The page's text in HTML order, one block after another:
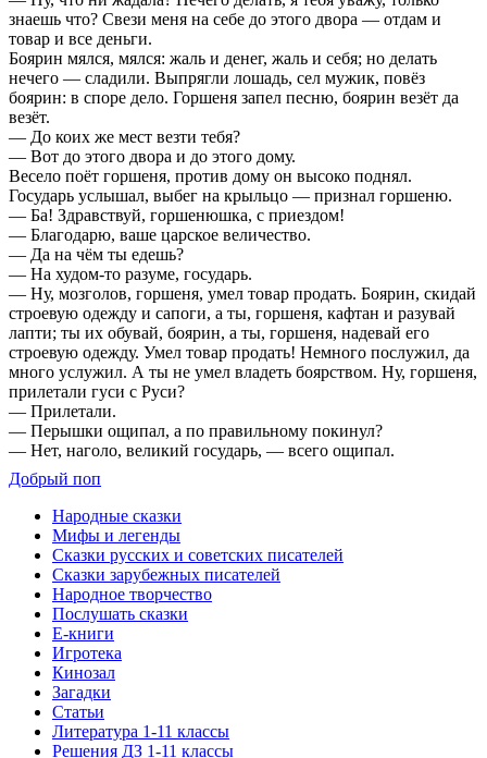
знаешь что? Свези меня на себе до этого двора — отдам и
товар и все деньги.
Боярин мялся, мялся: жаль и денег, жаль и себя; но делать
нечего — сладили. Выпрягли лошадь, сел мужик, повёз
боярин: в споре дело. Горшеня запел песню, боярин везёт да
везёт.
— До коих же мест везти тебя?
— Вот до этого двора и до этого дому.
Весело поёт горшеня, против дому он высоко поднял.
Государь услышал, выбег на крыльцо — признал горшеню.
— Ба! Здравствуй, горшенюшка, с приездом!
— Благодарю, ваше царское величество.
— Да на чём ты едешь?
— На худом-то разуме, государь.
— Ну, мозголов, горшеня, умел товар продать. Боярин, скидай
строевую одежду и сапоги, а ты, горшеня, кафтан и разувай
лапти; ты их обувай, боярин, а ты, горшеня, надевай его
строевую одежду. Умел товар продать! Немного послужил, да
много услужил. А ты не умел владеть боярством. Ну, горшеня,
прилетали гуси с Руси?
— Прилетали.
— Перышки ощипал, а по правильному покинул?
— Нет, наголо, великий государь, — всего ощипал.
Добрый поп
Народные сказки
Мифы и легенды
Сказки русских и советских писателей
Сказки зарубежных писателей
Народное творчество
Послушать сказки
Е-книги
Игротека
Кинозал
Загадки
Статьи
Литература 1-11 классы
Решения ДЗ 1-11 классы